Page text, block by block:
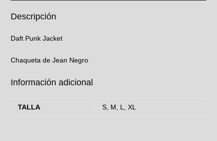
Descripción
Daft Punk Jacket
Chaqueta de Jean Negro
Información adicional
TALLA S, M, L, XL